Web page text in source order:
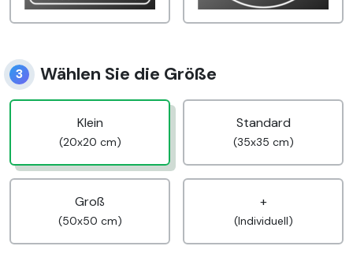
3 Wählen Sie die Größe
Klein
(20x20 cm)
Standard
(35x35 cm)
Groß
(50x50 cm)
+
(Individuell)